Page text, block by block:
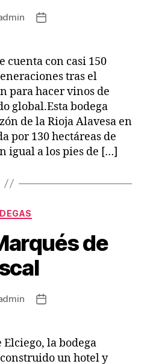
Fecha
entrada
cuenta con casi 150
tras el
para hacer vinos de
global.Esta bodega
de la Rioja Alavesa en
por 130 hectáreas de
igual a los pies de […]
Categorías
de
Fecha
entrada
la bodega
un hotel y